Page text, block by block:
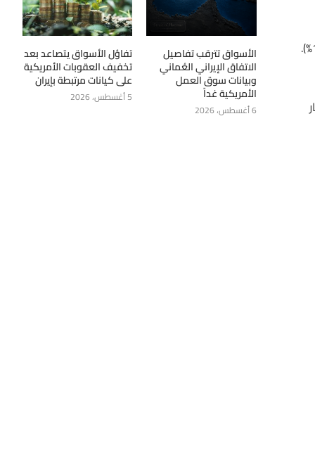
الأسواق تترقب تفاصيل
الاتفاق الإيراني العُماني
وبيانات سوق العمل
الأمريكية غداً
6 أغسطس، 2026
تفاؤل الأسواق يتصاعد بعد
تخفيف العقوبات الأمريكية
على كيانات مرتبطة بإيران
5 أغسطس، 2026